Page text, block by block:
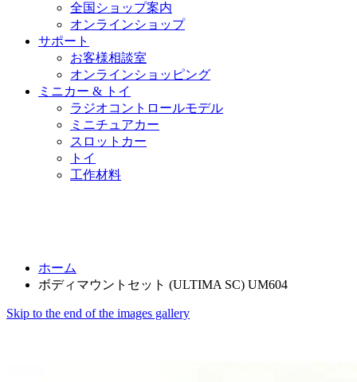
全国ショップ案内
オンラインショップ
サポート
お客様相談室
オンラインショッピング
ミニカー & トイ
ラジオコントロールモデル
ミニチュアカー
スロットカー
トイ
工作材料
ホーム
ボディマウントセット (ULTIMA SC) UM604
Skip to the end of the images gallery